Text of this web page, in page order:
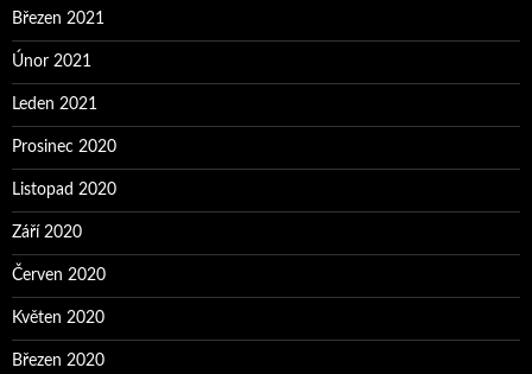
Březen 2021
Únor 2021
Leden 2021
Prosinec 2020
Listopad 2020
Září 2020
Červen 2020
Květen 2020
Březen 2020